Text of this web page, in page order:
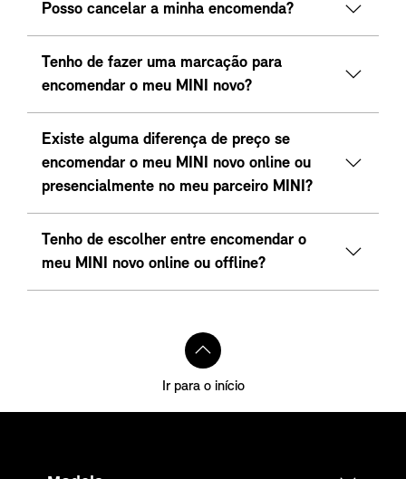
Posso cancelar a minha encomenda?
Tenho de fazer uma marcação para
encomendar o meu MINI novo?
Existe alguma diferença de preço se
encomendar o meu MINI novo online ou
presencialmente no meu parceiro MINI?
Tenho de escolher entre encomendar o
meu MINI novo online ou offline?
Ir para o início